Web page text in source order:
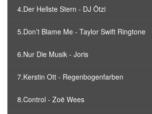
4.Der Hellste Stern - DJ Ötzi
5.Don’t Blame Me - Taylor Swift Ringtone
6.Nur Die Musik - Joris
7.Kerstin Ott - Regenbogenfarben
8.Control - Zoë Wees